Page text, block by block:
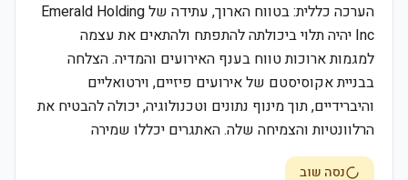
הערכה כללית: בטווח הארוך, עתידה של Emerald Holding
Inc יהיה תלוי ביכולתה להתפתח ולהתאים את עצמה
למגמות ארוכות טווח בענף האירועים והמדיה. הצלחה
בבניית אקוסיסטם של אירועים פיזיים, וירטואליים
והיברידיים, תוך מינוף נתונים וטכנולוגיה, יכולה להבטיח את
הרלוונטיות והצמיחה שלה. האתגרים יכללו שמירה
נסה שוב